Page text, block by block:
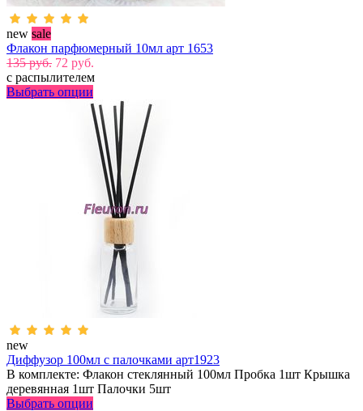
new sale
Флакон парфюмерный 10мл арт 1653
135 руб. 72 руб.
с распылителем
Выбрать опции
new
Диффузор 100мл с палочками арт1923
В комплекте: Флакон стеклянный 100мл Пробка 1шт Крышка
деревянная 1шт Палочки 5шт
Выбрать опции